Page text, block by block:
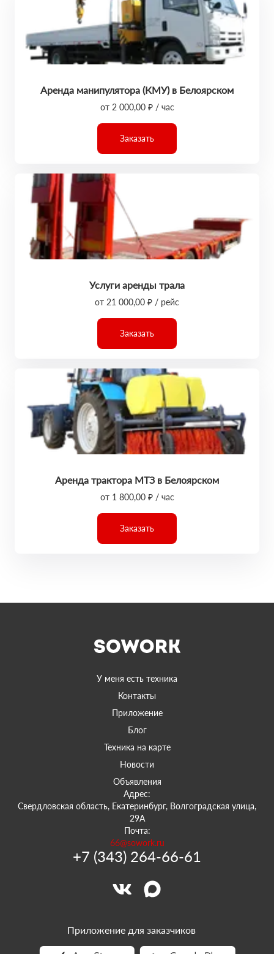
Аренда манипулятора (КМУ) в Белоярском
от 2 000,00 ₽ / час
Заказать
Услуги аренды трала
от 21 000,00 ₽ / рейс
Заказать
Аренда трактора МТЗ в Белоярском
от 1 800,00 ₽ / час
Заказать
У меня есть техника
Контакты
Приложение
Блог
Техника на карте
Новости
Объявления
Адрес:
Свердловская область, Екатеринбург, Волгоградская улица,
29А
Почта:
66@sowork.ru
+7 (343) 264-66-61
Приложение для заказчиков